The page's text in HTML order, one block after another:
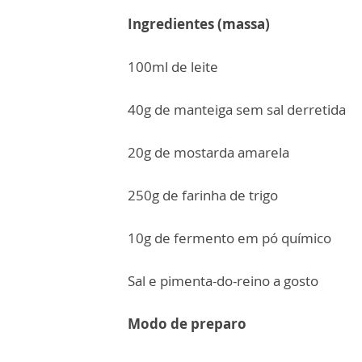
Ingredientes (massa)
100ml de leite
40g de manteiga sem sal derretida
20g de mostarda amarela
250g de farinha de trigo
10g de fermento em pó químico
Sal e pimenta-do-reino a gosto
Modo de preparo